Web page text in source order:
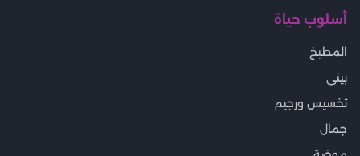
أسلوب حياة
المطبخ
بيتى
تخسيس ورجيم
جمال